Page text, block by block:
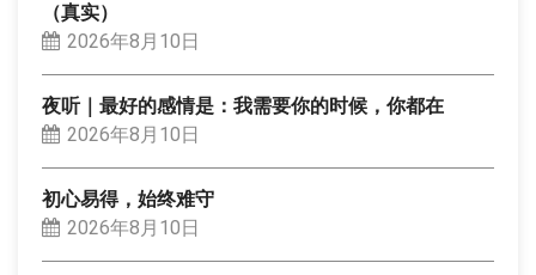
（真实）
2026年8月10日
夜听｜最好的感情是：我需要你的时候，你都在
2026年8月10日
初心易得，始终难守
2026年8月10日